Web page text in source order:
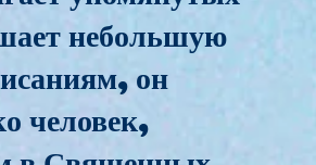
небольшую
он
человек,